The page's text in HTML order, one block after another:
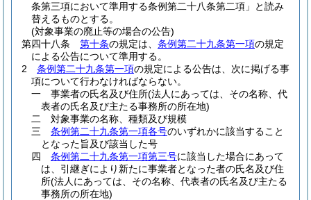
条第三項において準用する条例第二十八条第二項」と読み
替えるものとする。
(対象事業の廃止等の場合の公告)
第四十八条
第十条の規定は、 条例第二十九条第一項の規定
による公告について準用する。
2
条例第二十九条第一項の規定による公告は、次に掲げる事
項について行わなければならない。
一
事業者の氏名及び住所(法人にあっては、その名称、代
表者の氏名及び主たる事務所の所在地)
二
対象事業の名称、種類及び規模
三
条例第二十九条第一項各号のいずれかに該当すること
となった旨及び該当した号
四
条例第二十九条第一項第三号に該当した場合にあって
は、引継ぎにより新たに事業者となった者の氏名及び住
所(法人にあっては、その名称、代表者の氏名及び主たる
事務所の所在地)